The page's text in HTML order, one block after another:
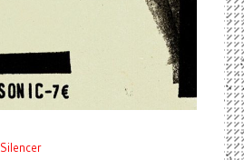
Silencer